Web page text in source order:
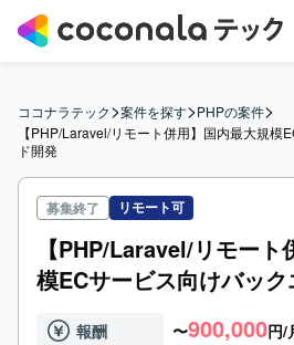
ココナラテック>案件を探す>PHPの案件>
【PHP/Laravel/リモート併用】国内最大規模
ド開発
募集終了 リモート可
【PHP/Laravel/リモー
模ECサービス向けバッ
報酬 〜900,000円/